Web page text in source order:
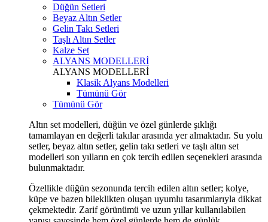
Düğün Setleri
Beyaz Altın Setler
Gelin Takı Setleri
Taşlı Altın Setler
Kalze Set
ALYANS MODELLERİ
ALYANS MODELLERİ
Klasik Alyans Modelleri
Tümünü Gör
Tümünü Gör
Altın set modelleri, düğün ve özel günlerde şıklığı
tamamlayan en değerli takılar arasında yer almaktadır. Su yolu
setler, beyaz altın setler, gelin takı setleri ve taşlı altın set
modelleri son yılların en çok tercih edilen seçenekleri arasında
bulunmaktadır.
Özellikle düğün sezonunda tercih edilen altın setler; kolye,
küpe ve bazen bileklikten oluşan uyumlu tasarımlarıyla dikkat
çekmektedir. Zarif görünümü ve uzun yıllar kullanılabilen